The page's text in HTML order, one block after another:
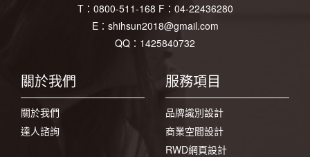
T： 0800-511-168 F： 04-22436280
E： shihsun2018@gmail.com
QQ：1425840732
關於我們
關於我們
達人諮詢
服務項目
品牌識別設計
商業空間設計
RWD網頁設計